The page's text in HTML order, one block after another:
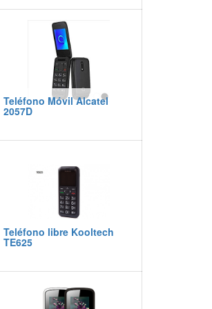
Teléfono Móvil Alcatel
2057D
Teléfono libre Kooltech
TE625